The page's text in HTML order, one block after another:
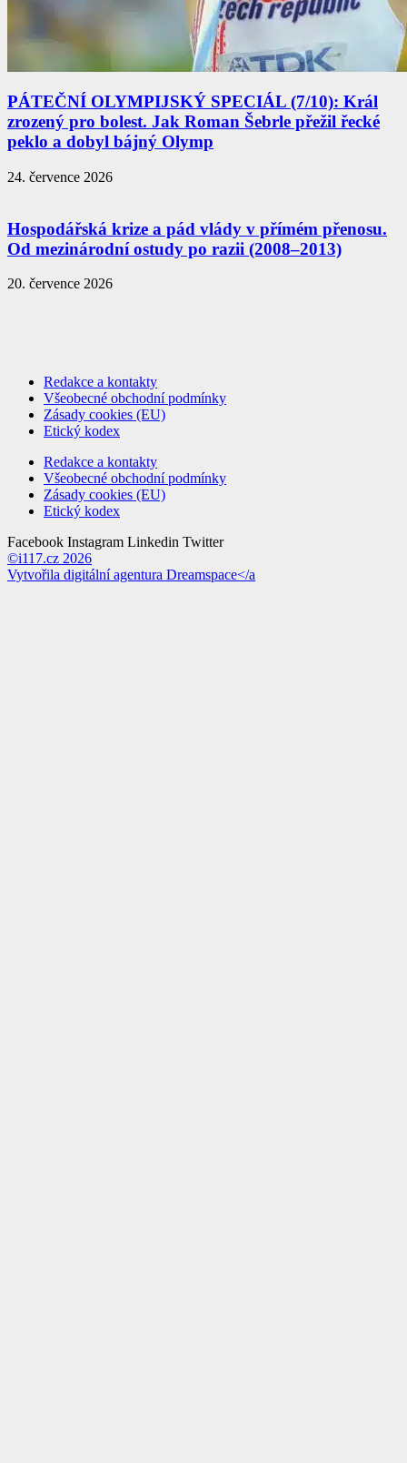
PÁTEČNÍ OLYMPIJSKÝ SPECIÁL (7/10): Král
zrozený pro bolest. Jak Roman Šebrle přežil řecké
peklo a dobyl bájný Olymp
24. července 2026
Hospodářská krize a pád vlády v přímém přenosu.
Od mezinárodní ostudy po razii (2008–2013)
20. července 2026
Redakce a kontakty
Všeobecné obchodní podmínky
Zásady cookies (EU)
Etický kodex
Redakce a kontakty
Všeobecné obchodní podmínky
Zásady cookies (EU)
Etický kodex
Facebook Instagram Linkedin Twitter
©i117.cz 2026
Vytvořila digitální agentura Dreamspace</a